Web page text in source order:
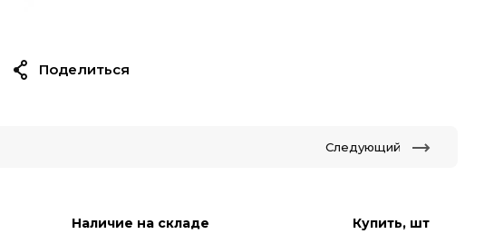
Поделиться
Следующий
Наличие на складе Купить, шт